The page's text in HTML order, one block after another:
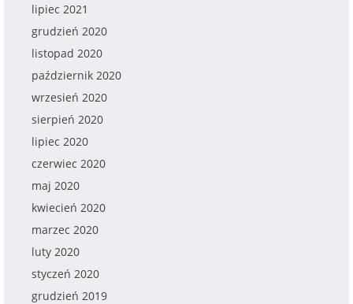
lipiec 2021
grudzień 2020
listopad 2020
październik 2020
wrzesień 2020
sierpień 2020
lipiec 2020
czerwiec 2020
maj 2020
kwiecień 2020
marzec 2020
luty 2020
styczeń 2020
grudzień 2019